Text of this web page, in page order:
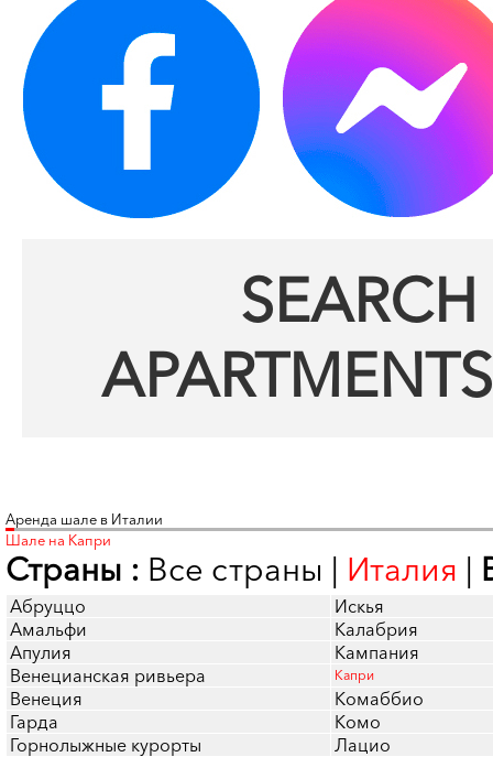
Аренда шале в Италии
Шале на Капри
Страны : Все страны | Италия |
Абруццо
Искья
Амальфи
Калабрия
Апулия
Кампания
Венецианская ривьера
Капри
Венеция
Комаббио
Гарда
Комо
Горнолыжные курорты
Лацио